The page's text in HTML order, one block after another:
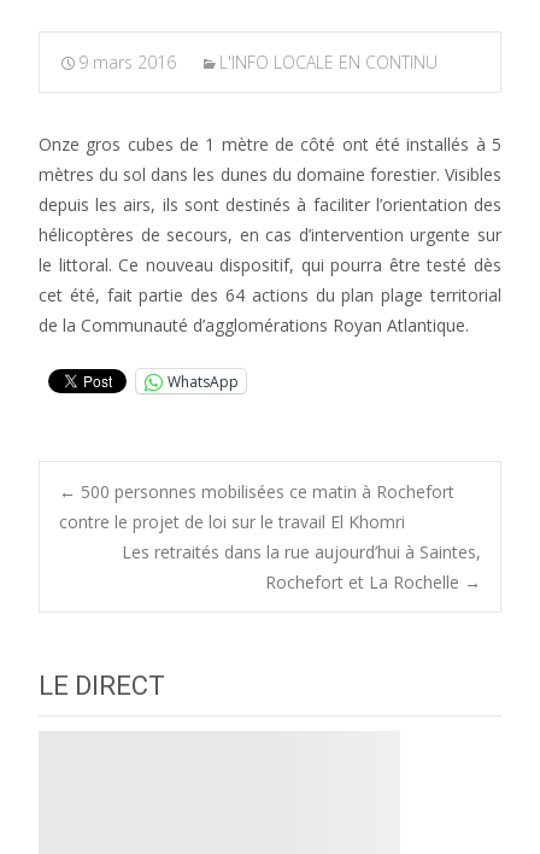
9 mars 2016 L'INFO LOCALE EN CONTINU
Onze gros cubes de 1 mètre de côté ont été installés à 5
mètres du sol dans les dunes du domaine forestier. Visibles
depuis les airs, ils sont destinés à faciliter l’orientation des
hélicoptères de secours, en cas d’intervention urgente sur
le littoral. Ce nouveau dispositif, qui pourra être testé dès
cet été, fait partie des 64 actions du plan plage territorial
de la Communauté d’agglomérations Royan Atlantique.
WhatsApp
Post
navigation
← 500 personnes mobilisées ce matin à Rochefort
contre le projet de loi sur le travail El Khomri
Les retraités dans la rue aujourd’hui à Saintes,
Rochefort et La Rochelle →
LE DIRECT